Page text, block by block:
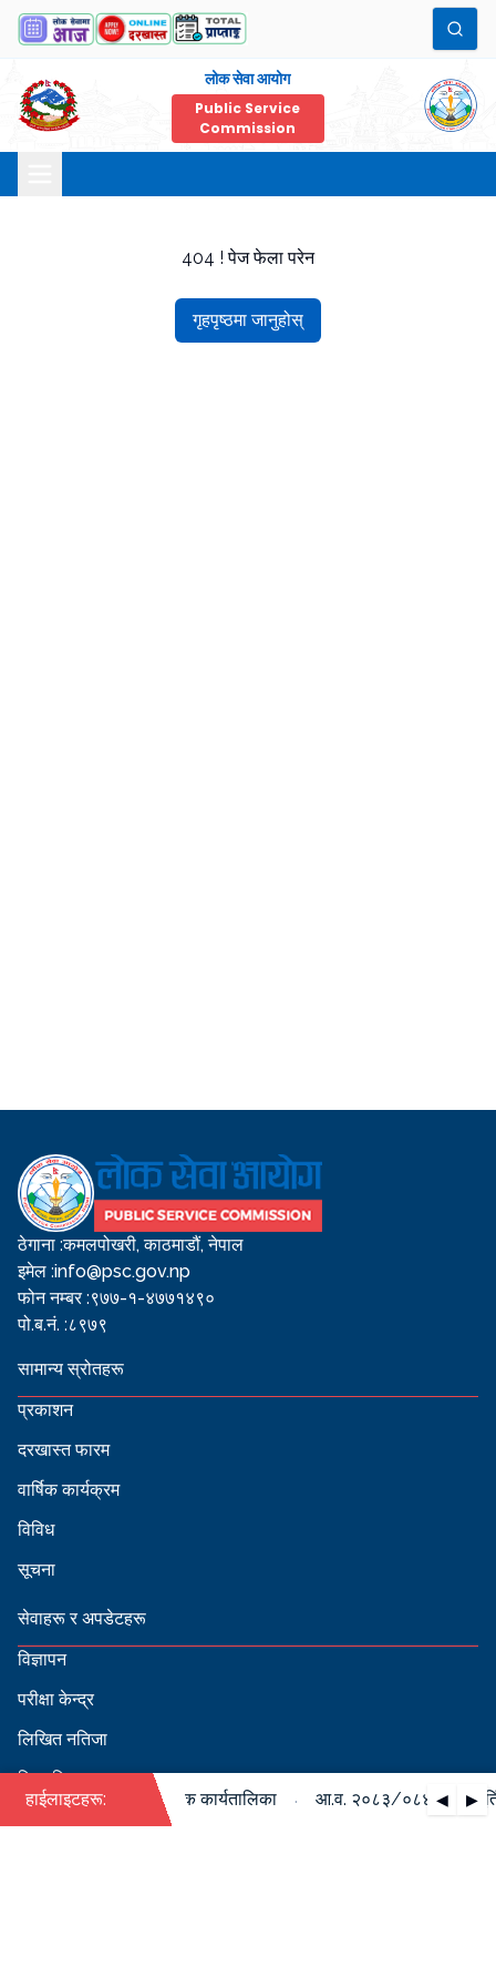
लोक सेवा आयोग
Public Service
Commission
404 ! पेज फेला परेन
गृहपृष्ठमा जानुहोस्
ठेगाना :कमलपोखरी, काठमाडौं, नेपाल
इमेल :info@psc.gov.np
फोन नम्बर :९७७-१-४७७१४९०
पो.ब.नं. :८९७९
सामान्य स्रोतहरू
प्रकाशन
दरखास्त फारम
वार्षिक कार्यक्रम
विविध
सूचना
सेवाहरू र अपडेटहरू
विज्ञापन
परीक्षा केन्द्र
लिखित नतिजा
सिफारिस
हाईलाइटहरू: ◀ ▶
को पदपूर्ति सम्बन्धी वार्षिक कार्यतालिका आ.व. २०८३/०८४ को पदपूर्ति